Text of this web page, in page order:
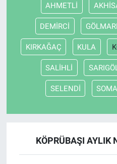
AHMETLİ
DEMİRCİ
KIRKAĞAÇ KULA
SALİHLİ
SELENDİ SOMA
KÖPRÜBAŞI AYLIK